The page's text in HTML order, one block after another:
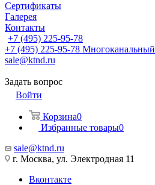
Сертификаты
Галерея
Контакты
+7 (495) 225-95-78
+7 (495) 225-95-78 Многоканальный
sale@ktnd.ru
Задать вопрос
Войти
Корзина0
Избранные товары0
sale@ktnd.ru
г. Москва, ул. Электродная 11
Вконтакте